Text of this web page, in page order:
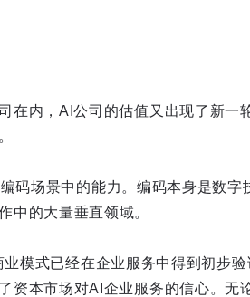
在内，AI公司的估值又出现了新一
码场景中的能力。编码本身是数字
中的大量垂直领域。
模式已经在企业服务中得到初步
资本市场对AI企业服务的信心。无